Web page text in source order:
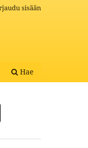
Hae
sisään